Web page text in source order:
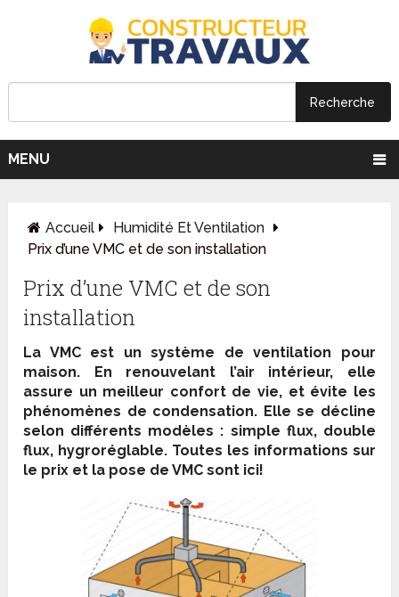
MENU
Accueil
Humidité Et Ventilation
Prix d’une VMC et de son installation
Prix d’une VMC et de son
installation
La VMC est un système de ventilation pour
maison. En renouvelant l’air intérieur, elle
assure un meilleur confort de vie, et évite les
phénomènes de condensation. Elle se décline
selon différents modèles : simple flux, double
flux, hygroréglable. Toutes les informations sur
le prix et la pose de VMC sont ici!